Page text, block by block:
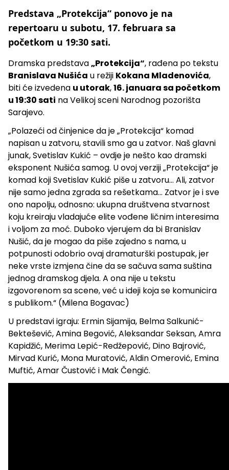
Predstava „Protekcija“ ponovo je na
repertoaru u subotu, 17. februara sa
početkom u 19:30 sati.
Dramska predstava„Protekcija“, rađena po tekstu
Branislava Nušića u režiji Kokana Mladenovića,
biti će izvedena u utorak,16. januara sa početkom
u 19:30 sati na Velikoj sceni Narodnog pozorišta
Sarajevo.
„Polazeći od činjenice da je „Protekcija“ komad
napisan u zatvoru, stavili smo ga u zatvor. Naš glavni
junak, Svetislav Kukić – ovdje je nešto kao dramski
eksponent Nušića samog. U ovoj verziji „Protekcija“ je
komad koji Svetislav Kukić piše u zatvoru... Ali, zatvor
nije samo jedna zgrada sa rešetkama... Zatvor je i sve
ono napolju, odnosno: ukupna društvena stvarnost
koju kreiraju vladajuće elite vođene ličnim interesima
i voljom za moć. Duboko vjerujem da bi Branislav
Nušić, da je mogao da piše zajedno s nama, u
potpunosti odobrio ovaj dramaturški postupak, jer
neke vrste izmjena čine da se sačuva sama suština
jednog dramskog djela. A ona nije u tekstu
izgovorenom sa scene, već u ideji koja se komunicira
s publikom.“ (Milena Bogavac)
U predstavi igraju: Ermin Sijamija, Belma Salkunić-
Bektešević, Amina Begović, Aleksandar Seksan, Amra
Kapidžić, Merima Lepić-Redžepović, Dino Bajrović,
Mirvad Kurić, Mona Muratović, Aldin Omerović, Emina
Muftić, Amar Čustović i Mak Čengić.